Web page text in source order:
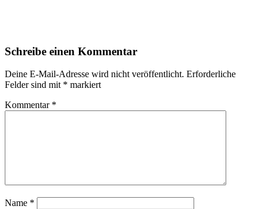
Schreibe einen Kommentar
Deine E-Mail-Adresse wird nicht veröffentlicht. Erforderliche
Felder sind mit * markiert
Kommentar *
Name *